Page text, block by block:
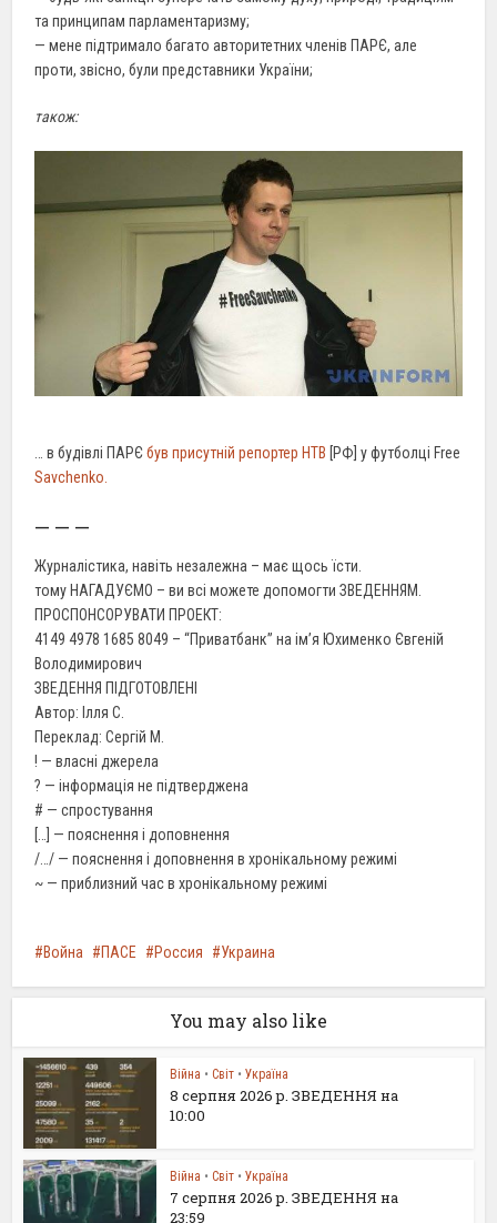
та принципам парламентаризму;
— мене підтримало багато авторитетних членів ПАРЄ, але
проти, звісно, були представники України;
також:
… в будівлі ПАРЄбув присутній репортер НТВ [РФ] у футболці Free
Savchenko.
— — —
Журналістика, навіть незалежна – має щось їсти.
тому НАГАДУЄМО – ви всі можете допомогти ЗВЕДЕННЯМ.
ПРОСПОНСОРУВАТИ ПРОЕКТ:
4149 4978 1685 8049 – “Приватбанк” на ім’я Юхименко Євгеній
Володимирович
ЗВЕДЕННЯ ПІДГОТОВЛЕНІ
Автор: Ілля С.
Переклад: Сергій М.
! — власні джерела
? — інформація не підтверджена
# — спростування
[…] — пояснення і доповнення
/…/ — пояснення і доповнення в хронікальному режимі
~ — приблизний час в хронікальному режимі
Война ПАСЕ Россия Украина
You may also like
Війна • Світ • Україна
8 серпня 2026 р. ЗВЕДЕННЯ на
10:00
Війна • Світ • Україна
7 серпня 2026 р. ЗВЕДЕННЯ на
23:59